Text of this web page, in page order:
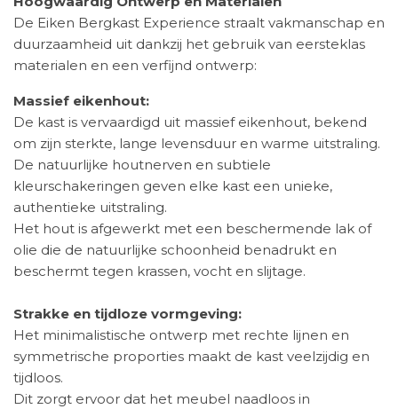
De Eiken Bergkast Experience straalt vakmanschap en
duurzaamheid uit dankzij het gebruik van eersteklas
materialen en een verfijnd ontwerp:
Massief eikenhout:
De kast is vervaardigd uit massief eikenhout, bekend
om zijn sterkte, lange levensduur en warme uitstraling.
De natuurlijke houtnerven en subtiele
kleurschakeringen geven elke kast een unieke,
authentieke uitstraling.
Het hout is afgewerkt met een beschermende lak of
olie die de natuurlijke schoonheid benadrukt en
beschermt tegen krassen, vocht en slijtage.
Strakke en tijdloze vormgeving:
Het minimalistische ontwerp met rechte lijnen en
symmetrische proporties maakt de kast veelzijdig en
tijdloos.
Dit zorgt ervoor dat het meubel naadloos in